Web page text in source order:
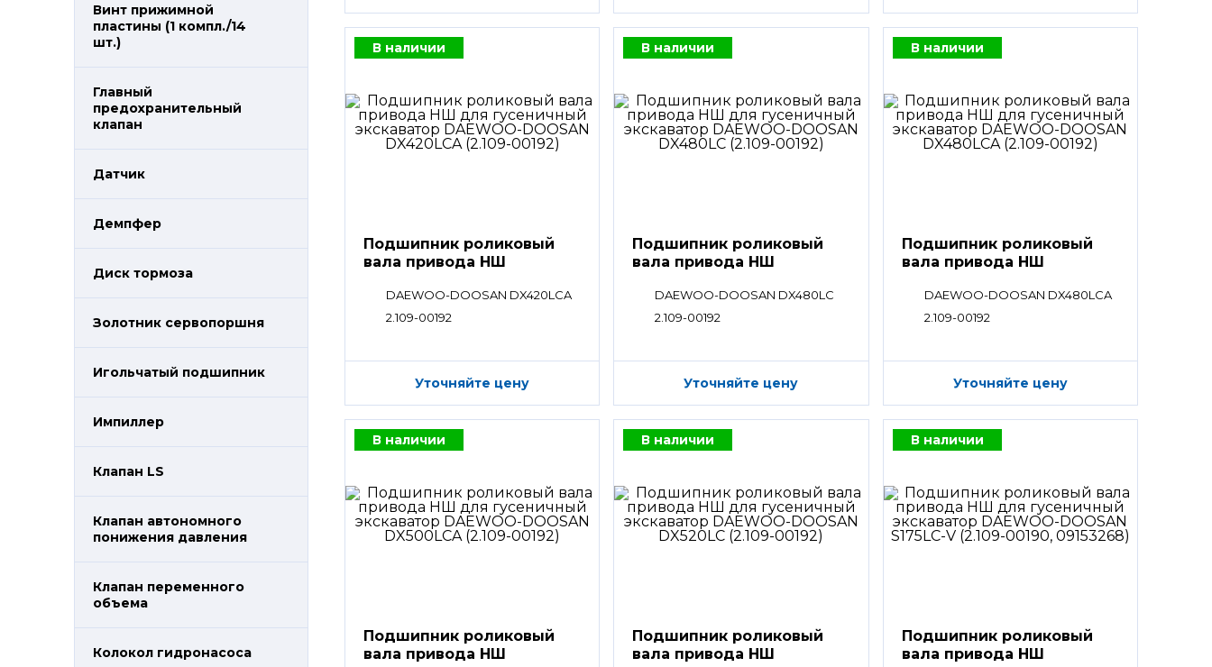
Винт прижимной
пластины (1 компл./14
шт.)
Главный
предохранительный
клапан
Датчик
Демпфер
Диск тормоза
Золотник сервопоршня
Игольчатый подшипник
Импиллер
Клапан LS
Клапан автономного
понижения давления
Клапан переменного
объема
Колокол гидронасоса
В наличии
Подшипник роликовый
вала привода НШ
DAEWOO-DOOSAN DX420LCA
2.109-00192
Уточняйте цену
В наличии
Подшипник роликовый
вала привода НШ
DAEWOO-DOOSAN DX480LC
2.109-00192
Уточняйте цену
В наличии
Подшипник роликовый
вала привода НШ
DAEWOO-DOOSAN DX480LCA
2.109-00192
Уточняйте цену
В наличии
Подшипник роликовый
вала привода НШ
В наличии
Подшипник роликовый
вала привода НШ
В наличии
Подшипник роликовый
вала привода НШ